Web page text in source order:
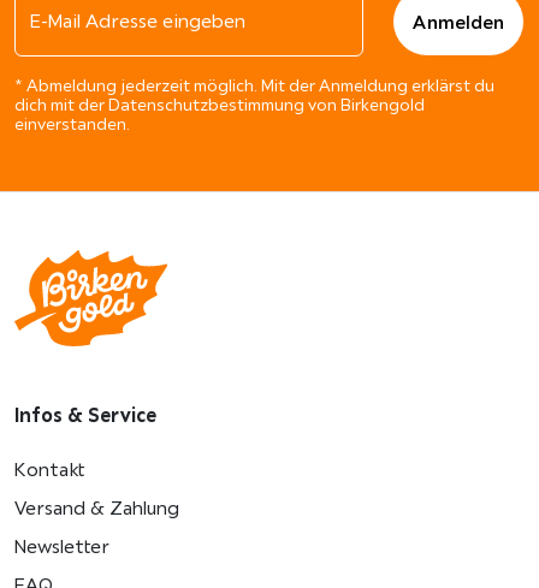
* Abmeldung jederzeit möglich. Mit der Anmeldung erklärst du
dich mit der Datenschutzbestimmung von Birkengold
einverstanden.
Infos & Service
Kontakt
Versand & Zahlung
Newsletter